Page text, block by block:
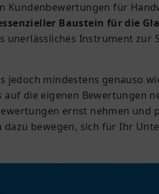
für
Baustein für die
Instrument zur
mindestens genauso
die eigenen Bewertungen
ernst nehmen
bewegen, sich für Ihr